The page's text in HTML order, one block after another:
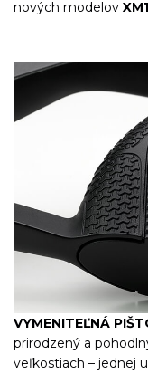
nových modelov
VYMENITEĽNÁ
prirodzený a
veľkostiach – jednej